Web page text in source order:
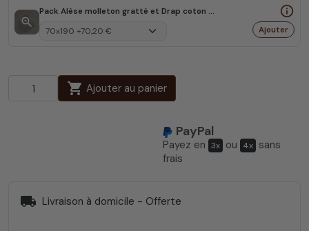
zoom_in
Pack Alèse molleton gratté et Drap coton Bio info_outline
Ajouter
shopping_cart Ajouter au panier
PayPal
Payez en 3x ou 4x sans
frais
local_shipping Livraison à domicile - Offerte